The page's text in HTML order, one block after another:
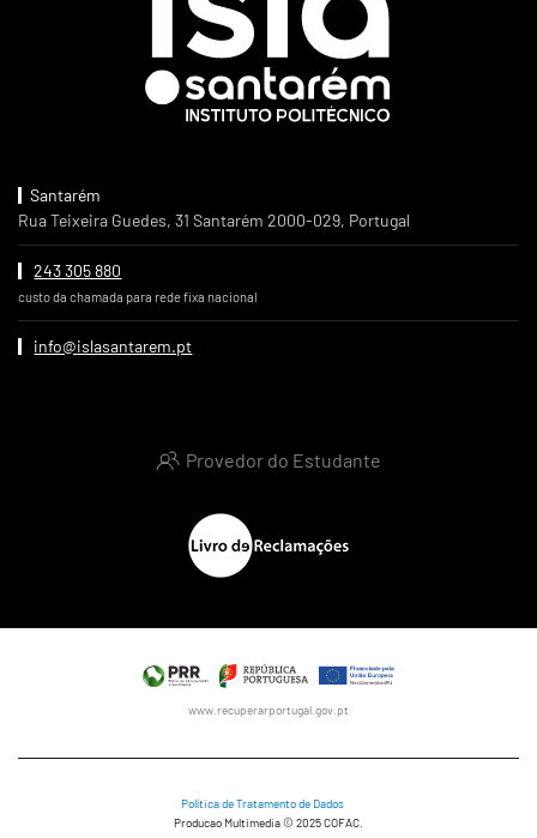
Santarém
Rua Teixeira Guedes, 31 Santarém 2000-029, Portugal
243 305 880
custo da chamada para rede fixa nacional
info@islasantarem.pt
Provedor do Estudante
www.recuperarportugal.gov.pt
Política de Tratamento de Dados
Producao Multimedia © 2025 COFAC.